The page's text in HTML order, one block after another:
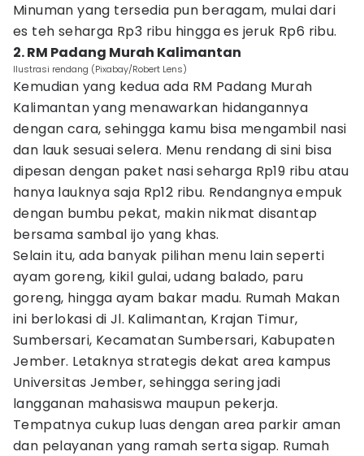
Minuman yang tersedia pun beragam, mulai dari
es teh seharga Rp3 ribu hingga es jeruk Rp6 ribu.
2. RM Padang Murah Kalimantan
Ilustrasi rendang (Pixabay/Robert Lens)
Kemudian yang kedua ada RM Padang Murah
Kalimantan yang menawarkan hidangannya
dengan cara, sehingga kamu bisa mengambil nasi
dan lauk sesuai selera. Menu rendang di sini bisa
dipesan dengan paket nasi seharga Rp19 ribu atau
hanya lauknya saja Rp12 ribu. Rendangnya empuk
dengan bumbu pekat, makin nikmat disantap
bersama sambal ijo yang khas.
Selain itu, ada banyak pilihan menu lain seperti
ayam goreng, kikil gulai, udang balado, paru
goreng, hingga ayam bakar madu. Rumah Makan
ini berlokasi di Jl. Kalimantan, Krajan Timur,
Sumbersari, Kecamatan Sumbersari, Kabupaten
Jember. Letaknya strategis dekat area kampus
Universitas Jember, sehingga sering jadi
langganan mahasiswa maupun pekerja.
Tempatnya cukup luas dengan area parkir aman
dan pelayanan yang ramah serta sigap. Rumah